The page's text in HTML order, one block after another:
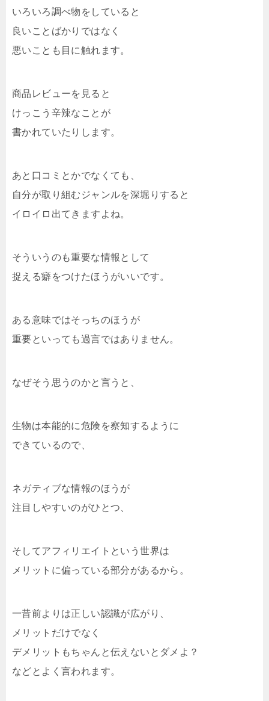
いろいろ調べ物をしていると
良いことばかりではなく
悪いことも目に触れます。
商品レビューを見ると
けっこう辛辣なことが
書かれていたりします。
あと口コミとかでなくても、
自分が取り組むジャンルを深堀りすると
イロイロ出てきますよね。
そういうのも重要な情報として
捉える癖をつけたほうがいいです。
ある意味ではそっちのほうが
重要といっても過言ではありません。
なぜそう思うのかと言うと、
生物は本能的に危険を察知するように
できているので、
ネガティブな情報のほうが
注目しやすいのがひとつ、
そしてアフィリエイトという世界は
メリットに偏っている部分があるから。
一昔前よりは正しい認識が広がり、
メリットだけでなく
デメリットもちゃんと伝えないとダメよ？
などとよく言われます。